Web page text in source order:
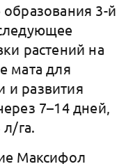
3-й
растений на
мата для
и развития
7–14 дней,
л/га.
Максифол